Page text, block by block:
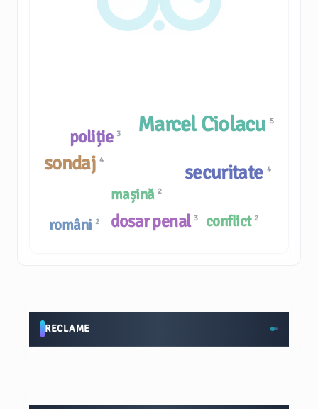
conflict 2
dosar penal 3
mașină 2
Marcel Ciolacu 5
poliție 3
securitate 4
români 2
sondaj4
RECLAME